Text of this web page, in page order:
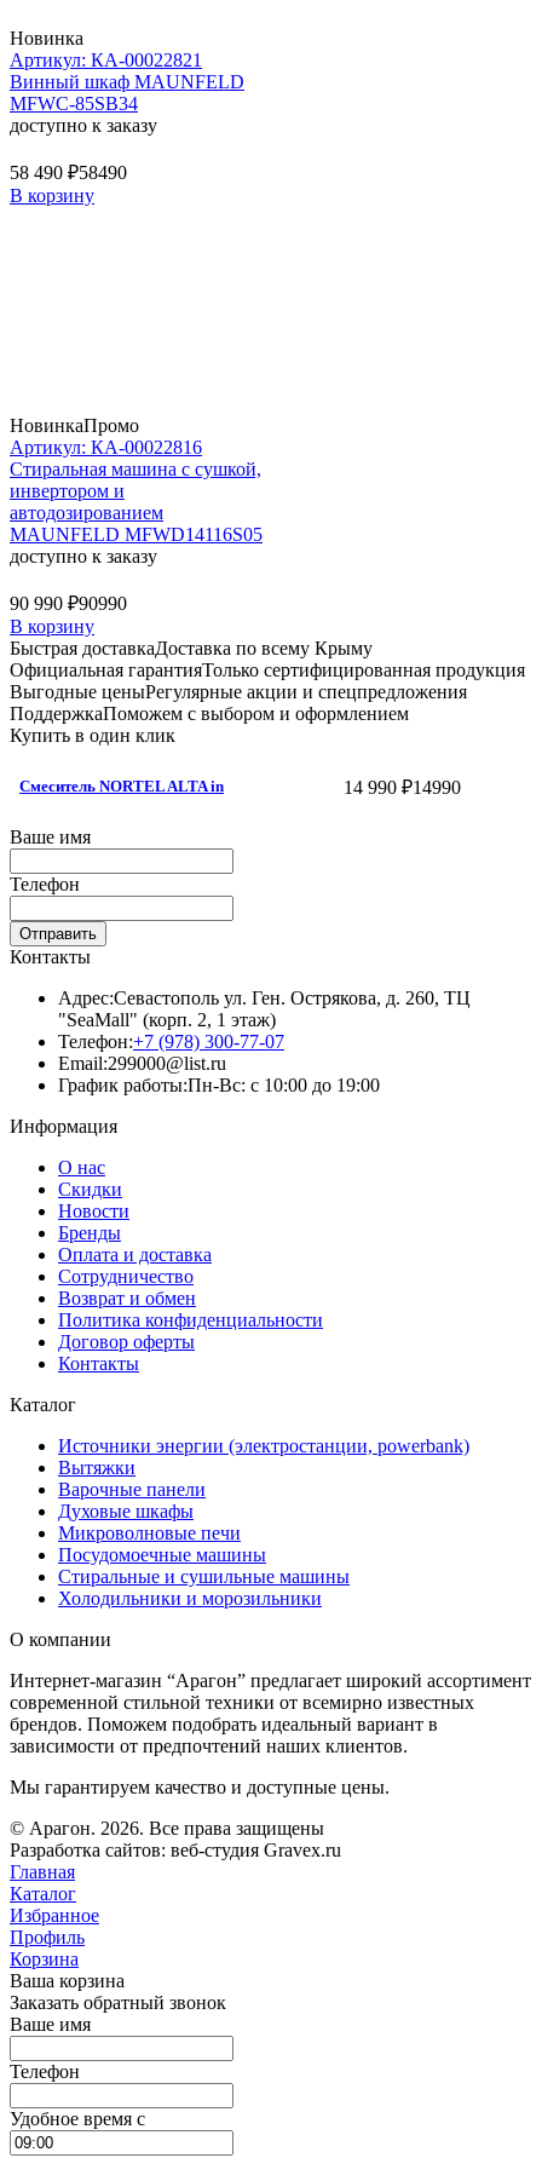
Новинка
Артикул: КА-00022821
Винный шкаф MAUNFELD
MFWC-85SB34
доступно к заказу
58 490 ₽58490
В корзину
НовинкаПромо
Артикул: КА-00022816
Стиральная машина c сушкой,
инвертором и
автодозированием
MAUNFELD MFWD14116S05
доступно к заказу
90 990 ₽90990
В корзину
Быстрая доставкаДоставка по всему Крыму
Официальная гарантияТолько сертифицированная продукция
Выгодные ценыРегулярные акции и спецпредложения
ПоддержкаПоможем с выбором и оформлением
Купить в один клик
Смеситель NORTEL ALTA in 14 990 ₽14990
Ваше имя
Телефон
Отправить
Контакты
Адрес:Севастополь ул. Ген. Острякова, д. 260, ТЦ
"SeaMall" (корп. 2, 1 этаж)
Телефон:+7 (978) 300-77-07
Email:299000@list.ru
График работы:Пн-Вс: с 10:00 до 19:00
Информация
О нас
Скидки
Новости
Бренды
Оплата и доставка
Сотрудничество
Возврат и обмен
Политика конфиденциальности
Договор оферты
Контакты
Каталог
Источники энергии (электростанции, powerbank)
Вытяжки
Варочные панели
Духовые шкафы
Микроволновые печи
Посудомоечные машины
Стиральные и сушильные машины
Холодильники и морозильники
О компании
Интернет-магазин “Арагон” предлагает широкий ассортимент
современной стильной техники от всемирно известных
брендов. Поможем подобрать идеальный вариант в
зависимости от предпочтений наших клиентов.
Мы гарантируем качество и доступные цены.
© Арагон. 2026. Все права защищены
Разработка сайтов: веб-студия Gravex.ru
Главная
Каталог
Избранное
Профиль
Корзина
Ваша корзина
Заказать обратный звонок
Ваше имя
Телефон
Удобное время c